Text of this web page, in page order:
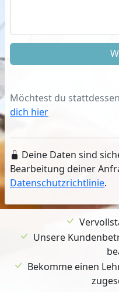
Möchtest du
dich hier
Deine Daten sind
Bearbeitung deiner
Datenschutzrichtlinie.
Unsere
Bekomme einen